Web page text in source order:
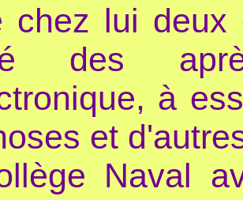
chez lui deux
des
à
et
Naval